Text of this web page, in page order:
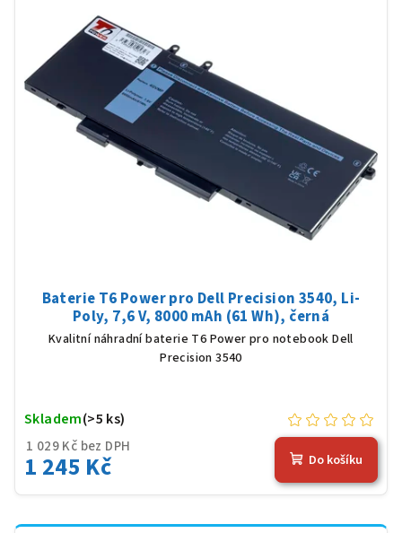
Baterie T6 Power pro Dell Precision 3540, Li-
Poly, 7,6 V, 8000 mAh (61 Wh), černá
Kvalitní náhradní baterie T6 Power pro notebook Dell
Precision 3540
1 029 Kč bez DPH
1 245 Kč
Skladem(>5 ks)
Do košíku